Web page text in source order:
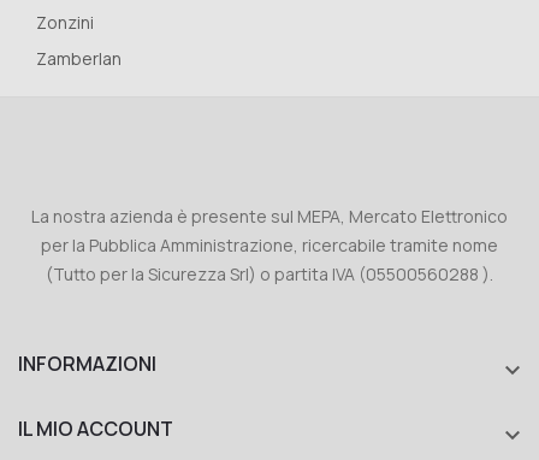
Zonzini
Zamberlan
La nostra azienda è presente sul MEPA, Mercato Elettronico
per la Pubblica Amministrazione, ricercabile tramite nome
(Tutto per la Sicurezza Srl) o partita IVA (05500560288 ).
INFORMAZIONI 
IL MIO ACCOUNT 